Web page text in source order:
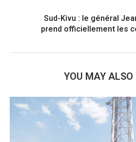
Sud-Kivu : le général
prend officiellement les
YOU MAY ALSO